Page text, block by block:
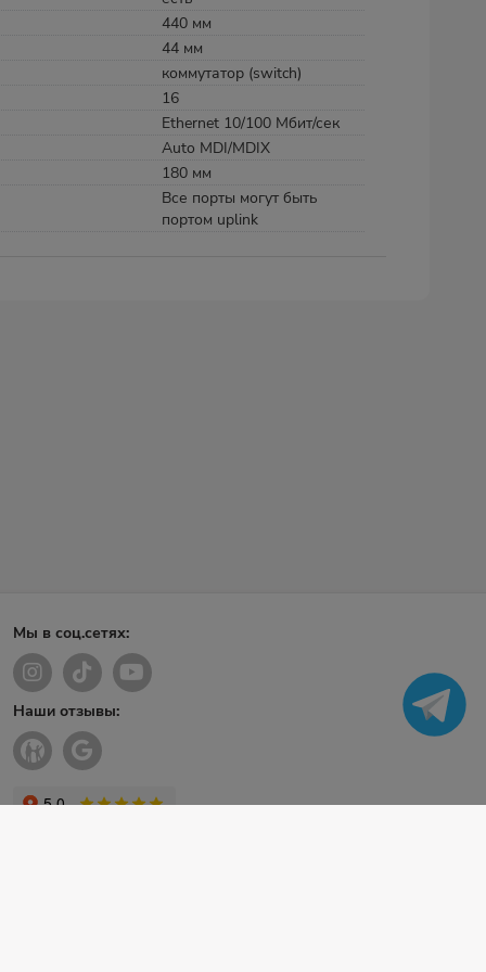
440 мм
44 мм
коммутатор (switch)
16
Ethernet 10/100 Мбит/сек
Auto MDI/MDIX
180 мм
Все порты могут быть
портом uplink
Мы в соц.сетях:
Наши отзывы: